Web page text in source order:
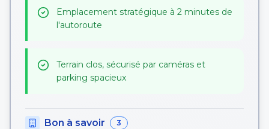
Emplacement stratégique à 2 minutes de
l'autoroute
Terrain clos, sécurisé par caméras et
parking spacieux
Bon à savoir 3